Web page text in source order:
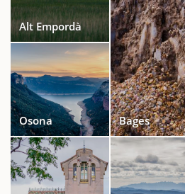
Alt Empordà
Osona Bages